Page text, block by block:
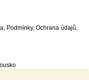
, Podmínky, Ochrana údajů,